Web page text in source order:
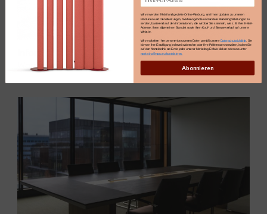
Warszawa
Wir verwenden E-Mail und gezielte Online-Werbung, um Ihnen Updates zu unseren
Produkten und Dienstleistungen, Werbeangebote und andere Marketingmitteilungen zu
senden, basierend auf den Informationen, die wir über Sie sammeln, wie z. B. Ihre E-Mail-
Adresse, Ihren allgemeinen Standort sowie Ihren Kauf- und Browserverlauf auf unserer
Website.
Wir verarbeiten Ihre personenbezogenen Daten gemäß unsererDatenschutzrichtlinie . Sie
können Ihre Einwilligung jederzeit widerrufen oder Ihre Präferenzen verwalten, indem Sie
auf den Abmeldelink am Ende jeder unserer Marketing-E-Mails klicken oder uns unter
marketing@maro.eu kontaktieren.
Abonnieren